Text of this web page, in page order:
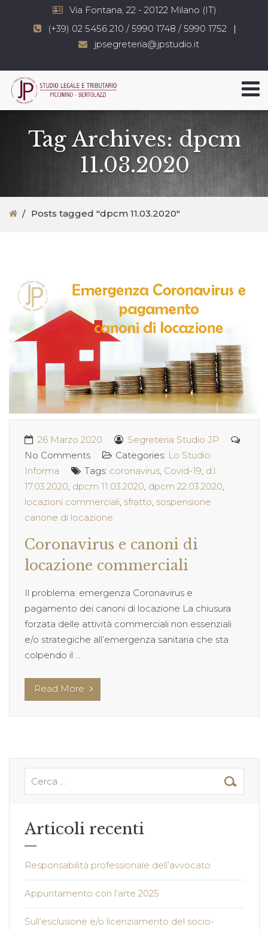
Via Fontana, 22 - 20122 Milano (IT)
(+39) 02 5456 210 / 5990 1748 / 5990 1752
jpsegreteria@jpstudio.it
Tag Archives: dpcm
11.03.2020
Posts tagged "dpcm 11.03.2020"
26 Marzo 2020
Segreteria Studio JP
No Comments
Categories: Lo Studio
Informa
Tags: coronavirus, Covid-19, d.l.
17.03.2020, dpcm 11.03.2020, dpcm 22.03.2020,
locazioni commerciali, sfratto, sospensione
canone di locazione
Coronavirus e canoni di
locazione commerciali
Il problema: emergenza Coronavirus e
pagamento dei canoni di locazione La chiusura
forzata delle attività commerciali non essenziali
e/o strategiche all’emergenza sanitaria che sta
colpendo il ...
Read More
Articoli recenti
Responsabilità professionale dell’avvocato
Appuntamento con l’arte 2025
Sull’esclusione e/o licenziamento del socio-